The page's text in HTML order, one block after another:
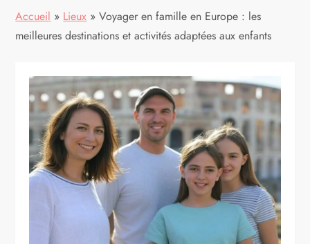
Accueil » Lieux »Voyager en famille en Europe : les
meilleures destinations et activités adaptées aux enfants